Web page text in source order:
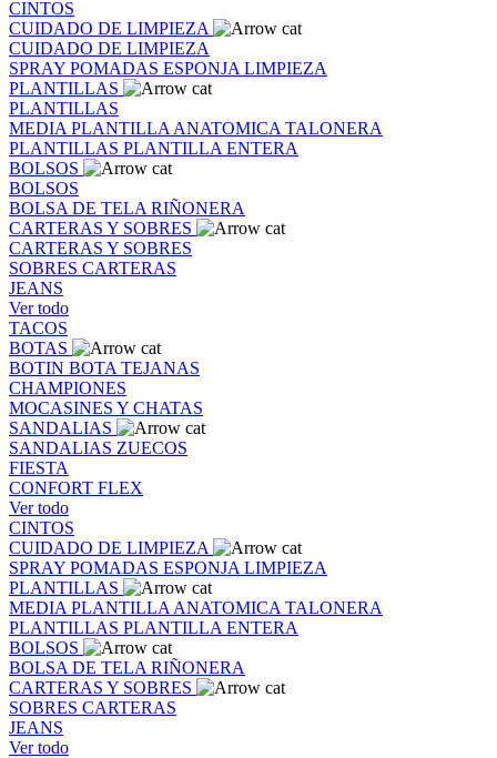
CINTOS
CUIDADO DE LIMPIEZA
CUIDADO DE LIMPIEZA
SPRAY POMADAS ESPONJA LIMPIEZA
PLANTILLAS
PLANTILLAS
MEDIA PLANTILLA ANATOMICA TALONERA
PLANTILLAS PLANTILLA ENTERA
BOLSOS
BOLSOS
BOLSA DE TELA RIÑONERA
CARTERAS Y SOBRES
CARTERAS Y SOBRES
SOBRES CARTERAS
JEANS
Ver todo
TACOS
BOTAS
BOTIN BOTA TEJANAS
CHAMPIONES
MOCASINES Y CHATAS
SANDALIAS
SANDALIAS ZUECOS
FIESTA
CONFORT FLEX
Ver todo
CINTOS
CUIDADO DE LIMPIEZA
SPRAY POMADAS ESPONJA LIMPIEZA
PLANTILLAS
MEDIA PLANTILLA ANATOMICA TALONERA
PLANTILLAS PLANTILLA ENTERA
BOLSOS
BOLSA DE TELA RIÑONERA
CARTERAS Y SOBRES
SOBRES CARTERAS
JEANS
Ver todo